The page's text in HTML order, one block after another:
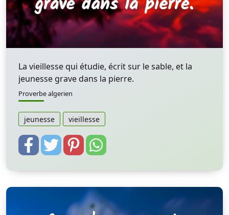
La vieillesse qui étudie, écrit sur le sable, et la
jeunesse grave dans la pierre.
Proverbe algerien
jeunesse vieillesse